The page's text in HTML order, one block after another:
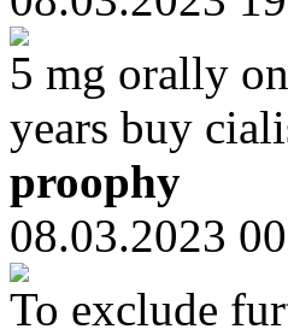
5 mg orally
years buy
proophy
08.03.2023
To exclude